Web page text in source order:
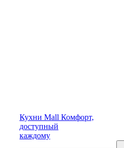
Кухни Mall Комфорт,
доступный
каждому